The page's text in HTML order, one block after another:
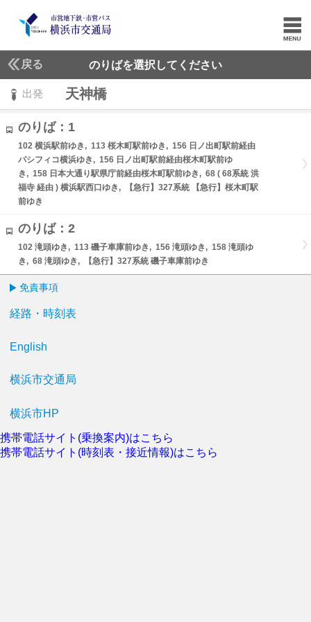
戻る のりばを選択してください
出発 天神橋
のりば：1
102 横浜駅前ゆき, 113 桜木町駅前ゆき, 156 日ノ出町駅前経由
パシフィコ横浜ゆき, 156 日ノ出町駅前経由桜木町駅前ゆ
き, 158 日本大通り駅県庁前経由桜木町駅前ゆき, 68 ( 68系統 洪
福寺 経由 ) 横浜駅西口ゆき, 【急行】327系統 【急行】桜木町駅
前ゆき
のりば：2
102 滝頭ゆき, 113 磯子車庫前ゆき, 156 滝頭ゆき, 158 滝頭ゆ
き, 68 滝頭ゆき, 【急行】327系統 磯子車庫前ゆき
免責事項
経路・時刻表
English
横浜市交通局
横浜市HP
携帯電話サイト(乗換案内)はこちら
携帯電話サイト(時刻表・接近情報)はこちら